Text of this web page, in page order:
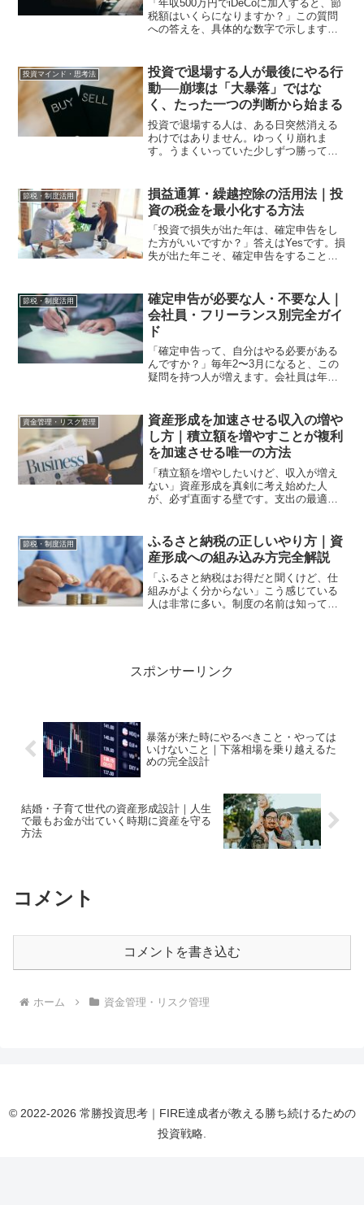
「年収500万円でiDeCoに加入すると、節
税額はいくらになりますか？」この質問
への答えを、具体的な数字で示します。
税率が20%の水準になるため節税効果が
比較...
投資マインド・思考法
投資で退場する人が最後にやる行
動──崩壊は「大暴落」ではな
く、たった一つの判断から始まる
投資で退場する人は、ある日突然消える
わけではありません。ゆっくり崩れま
す。うまくいっていた少しずつ勝ってい
その行動は、「取り返そうとすること」
です。私は、株式・投資信託...
節税・制度活用
損益通算・繰越控除の活用法｜投
資の税金を最小化する方法
「投資で損失が出た年は、確定申告をし
た方がいいですか？」答えはYesです。損
失が出た年こそ、確定申告をすることで
活用することが、投資の税金を最小化す
る最も確実な方法で...
節税・制度活用
確定申告が必要な人・不要な人｜
会社員・フリーランス別完全ガイ
ド
「確定申告って、自分はやる必要がある
んですか？」毎年2〜3月になると、この
疑問を持つ人が増えます。会社員は年末
合・副業収入がある場合・住宅ローンを
組んだ場合など、会社員...
資金管理・リスク管理
資産形成を加速させる収入の増や
し方｜積立額を増やすことが複利
を加速させる唯一の方法
「積立額を増やしたいけど、収入が増え
ない」資産形成を真剣に考え始めた人
が、必ず直面する壁です。支出の最適化
限があります。しかし収入の増加には、
理論上の上限がありません。...
節税・制度活用
ふるさと納税の正しいやり方｜資
産形成への組み込み方完全解説
「ふるさと納税はお得だと聞くけど、仕
組みがよく分からない」こう感じている
人は非常に多い。制度の名前は知ってい
スポンサーリンク
暴落が来た時にやるべきこと・やっては
いけないこと｜下落相場を乗り越えるた
めの完全設計
結婚・子育て世代の資産形成設計｜人生
で最もお金が出ていく時期に資産を守る
方法
コメント
コメントを書き込む
ホーム 資金管理・リスク管理
© 2022-2026 常勝投資思考｜FIRE達成者が教える勝ち続けるための
投資戦略.